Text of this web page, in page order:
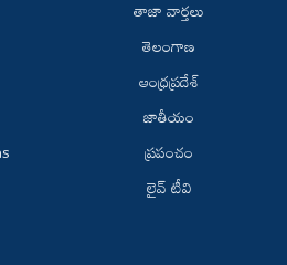
తాజా వార్తలు
తెలంగాణ
ఆంధ్రప్రదేశ్
జాతీయం
ప్రపంచం
లైవ్ టీవి